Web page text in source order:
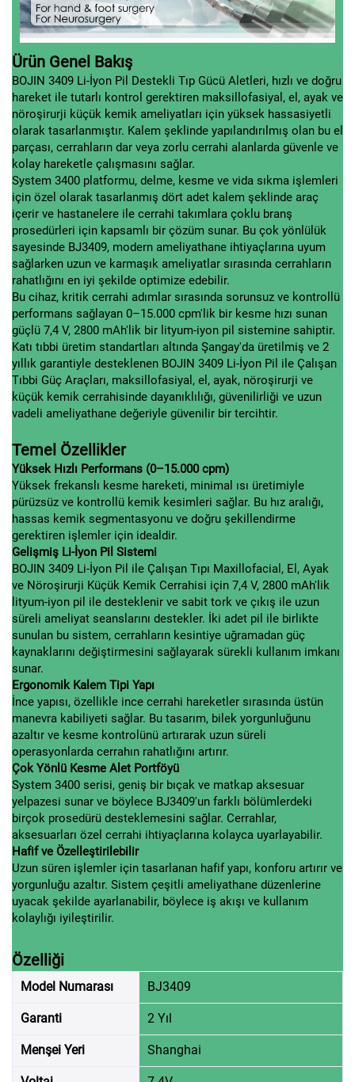
Ürün Genel Bakış
BOJIN 3409 Li-İyon Pil Destekli Tıp Gücü Aletleri, hızlı ve doğru
hareket ile tutarlı kontrol gerektiren maksillofasiyal, el, ayak ve
nöroşirurji küçük kemik ameliyatları için yüksek hassasiyetli
olarak tasarlanmıştır. Kalem şeklinde yapılandırılmış olan bu el
parçası, cerrahların dar veya zorlu cerrahi alanlarda güvenle ve
kolay hareketle çalışmasını sağlar.
System 3400 platformu, delme, kesme ve vida sıkma işlemleri
için özel olarak tasarlanmış dört adet kalem şeklinde araç
içerir ve hastanelere ile cerrahi takımlara çoklu branş
prosedürleri için kapsamlı bir çözüm sunar. Bu çok yönlülük
sayesinde BJ3409, modern ameliyathane ihtiyaçlarına uyum
sağlarken uzun ve karmaşık ameliyatlar sırasında cerrahların
rahatlığını en iyi şekilde optimize edebilir.
Bu cihaz, kritik cerrahi adımlar sırasında sorunsuz ve kontrollü
performans sağlayan 0–15.000 cpm'lik bir kesme hızı sunan
güçlü 7,4 V, 2800 mAh'lik bir lityum-iyon pil sistemine sahiptir.
Katı tıbbi üretim standartları altında Şangay'da üretilmiş ve 2
yıllık garantiyle desteklenen BOJIN 3409 Li-İyon Pil ile Çalışan
Tıbbi Güç Araçları, maksillofasiyal, el, ayak, nöroşirurji ve
küçük kemik cerrahisinde dayanıklılığı, güvenilirliği ve uzun
vadeli ameliyathane değeriyle güvenilir bir tercihtir.
Temel Özellikler
Yüksek Hızlı Performans (0–15.000 cpm)
Yüksek frekanslı kesme hareketi, minimal ısı üretimiyle
pürüzsüz ve kontrollü kemik kesimleri sağlar. Bu hız aralığı,
hassas kemik segmentasyonu ve doğru şekillendirme
gerektiren işlemler için idealdir.
Gelişmiş Li-İyon Pil Sistemi
BOJIN 3409 Li-İyon Pil ile Çalışan Tıpı Maxillofacial, El, Ayak
ve Nöroşirurji Küçük Kemik Cerrahisi için 7,4 V, 2800 mAh'lik
lityum-iyon pil ile desteklenir ve sabit tork ve çıkış ile uzun
süreli ameliyat seanslarını destekler. İki adet pil ile birlikte
sunulan bu sistem, cerrahların kesintiye uğramadan güç
kaynaklarını değiştirmesini sağlayarak sürekli kullanım imkanı
sunar.
Ergonomik Kalem Tipi Yapı
İnce yapısı, özellikle ince cerrahi hareketler sırasında üstün
manevra kabiliyeti sağlar. Bu tasarım, bilek yorgunluğunu
azaltır ve kesme kontrolünü artırarak uzun süreli
operasyonlarda cerrahın rahatlığını artırır.
Çok Yönlü Kesme Alet Portföyü
System 3400 serisi, geniş bir bıçak ve matkap aksesuar
yelpazesi sunar ve böylece BJ3409'un farklı bölümlerdeki
birçok prosedürü desteklemesini sağlar. Cerrahlar,
aksesuarları özel cerrahi ihtiyaçlarına kolayca uyarlayabilir.
Hafif ve Özelleştirilebilir
Uzun süren işlemler için tasarlanan hafif yapı, konforu artırır ve
yorgunluğu azaltır. Sistem çeşitli ameliyathane düzenlerine
uyacak şekilde ayarlanabilir, böylece iş akışı ve kullanım
kolaylığı iyileştirilir.
Özelliği
Model Numarası BJ3409
Garanti 2 Yıl
Menşei Yeri Shanghai